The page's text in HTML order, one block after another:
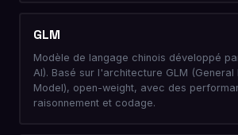
GLM
Modèle de langage chinois développé
AI). Basé sur l'architecture GLM (General
Model), open-weight, avec des
raisonnement et codage.